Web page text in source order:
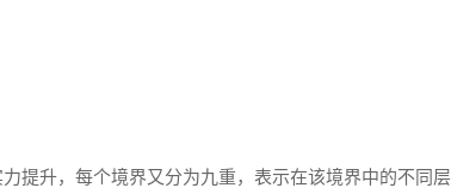
提升，每个境界又分为九重，表示在该境界中的不同层